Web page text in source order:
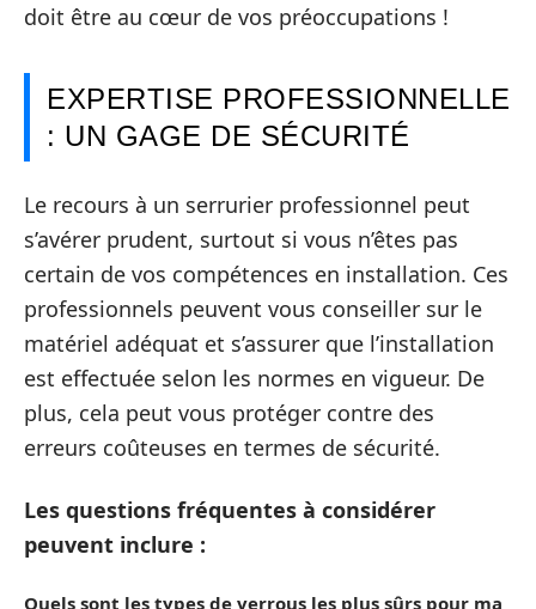
doit être au cœur de vos préoccupations !
EXPERTISE PROFESSIONNELLE
: UN GAGE DE SÉCURITÉ
Le recours à un serrurier professionnel peut
s’avérer prudent, surtout si vous n’êtes pas
certain de vos compétences en installation. Ces
professionnels peuvent vous conseiller sur le
matériel adéquat et s’assurer que l’installation
est effectuée selon les normes en vigueur. De
plus, cela peut vous protéger contre des
erreurs coûteuses en termes de sécurité.
Les questions fréquentes à considérer
peuvent inclure :
Quels sont les types de verrous les plus sûrs pour ma